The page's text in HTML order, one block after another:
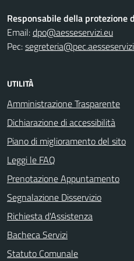
Responsabile della protezione
Email:dpo@aesseservizi.eu
Pec:
UTILITÀ
Amministrazione Trasparente
Dichiarazione di accessibilità
Piano di miglioramento del sito
Leggi le FAQ
Prenotazione Appuntamento
Segnalazione Disservizio
Richiesta d'Assistenza
Bacheca Servizi
Statuto Comunale